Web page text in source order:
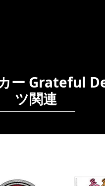
ー Grateful
ツ関連